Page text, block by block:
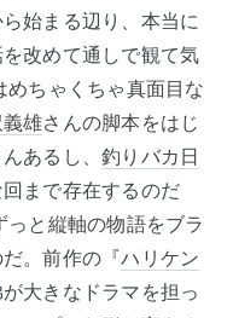
始まる辺り、本当に
改めて通しで観て気
ちゃくちゃ真面目な
雄さんの脚本をはじ
あるし、 釣りバカ日
まで存在するのだ
と縦軸の物語をブラ
。前作の『ハリケン
大きなドラマを担っ